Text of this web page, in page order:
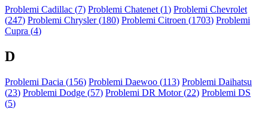
Problemi Cadillac (7) Problemi Chatenet (1) Problemi Chevrolet
(247) Problemi Chrysler (180) Problemi Citroen (1703) Problemi
Cupra (4)
D
Problemi Dacia (156) Problemi Daewoo (113) Problemi Daihatsu
(23) Problemi Dodge (57) Problemi DR Motor (22) Problemi DS
(5)